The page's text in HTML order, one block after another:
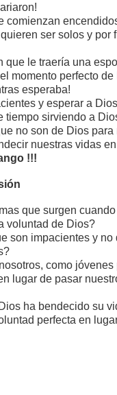
comienzan
ser solos y por
que le traería una
momento perfecto
esperaba!
y esperar a
tiempo sirviendo a
no son de Dios para
nuestras vidas
!!!
que surgen
voluntad de Dios?
son impacientes y no
como jóvenes
lugar de pasar
ha bendecido su
perfecta en